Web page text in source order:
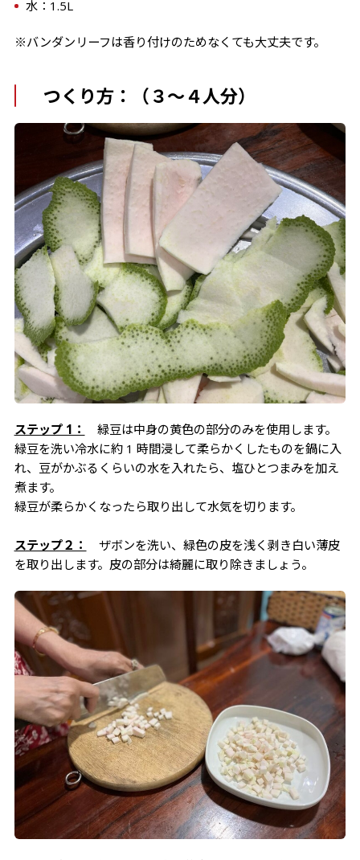
水：1.5L
※バンダンリーフは香り付けのためなくても大丈夫です。
つくり方：（３～４人分）
ステップ 1：
緑豆は中身の黄色の部分のみを使用します。
緑豆を洗い冷水に約 1 時間浸して柔らかくしたものを鍋に入
れ、豆がかぶるくらいの水を入れたら、塩ひとつまみを加え
煮ます。
緑豆が柔らかくなったら取り出して水気を切ります。
ステップ２：
ザボンを洗い、緑色の皮を浅く剥き白い薄皮
を取り出します。皮の部分は綺麗に取り除きましょう。